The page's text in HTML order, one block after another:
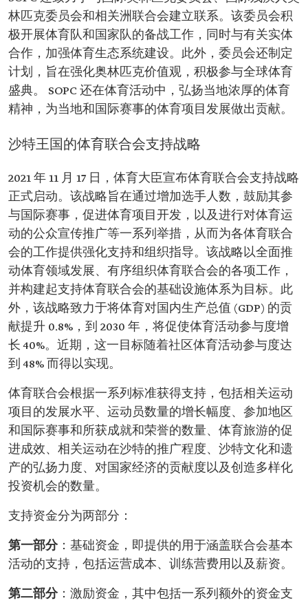
林匹克委员会和相关洲联合会建立联系。该委员会积
极开展体育队和国家队的备战工作，同时与有关实体
合作，加强体育生态系统建设。此外，委员会还制定
计划，旨在强化奥林匹克价值观，积极参与全球体育
盛典。 SOPC 还在体育活动中，弘扬当地浓厚的体育
精神，为当地和国际赛事的体育项目发展做出贡献。
沙特王国的体育联合会支持战略
2021 年 11 月 17 日，体育大臣宣布体育联合会支持战略
正式启动。该战略旨在通过增加选手人数，鼓励其参
与国际赛事，促进体育项目开发，以及进行对体育运
动的公众宣传推广等一系列举措，从而为各体育联合
会的工作提供强化支持和组织指导。该战略以全面推
动体育领域发展、有序组织体育联合会的各项工作，
并构建起支持体育联合会的基础设施体系为目标。此
外，该战略致力于将体育对国内生产总值 (GDP) 的贡
献提升 0.8%，到 2030 年，将促使体育活动参与度增
长 40%。近期，这一目标随着社区体育活动参与度达
到 48% 而得以实现。
体育联合会根据一系列标准获得支持，包括相关运动
项目的发展水平、运动员数量的增长幅度、参加地区
和国际赛事和所获成就和荣誉的数量、体育旅游的促
进成效、相关运动在沙特的推广程度、沙特文化和遗
产的弘扬力度、对国家经济的贡献度以及创造多样化
投资机会的数量。
支持资金分为两部分：
第一部分：基础资金，即提供的用于涵盖联合会基本
活动的支持，包括运营成本、训练营费用以及薪资。
第二部分：激励资金，其中包括一系列额外的资金支